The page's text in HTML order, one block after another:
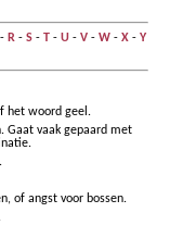
R- S- T- U- V- W- X- Y
het woord geel.
Gaat vaak gepaard met
of angst voor bossen.